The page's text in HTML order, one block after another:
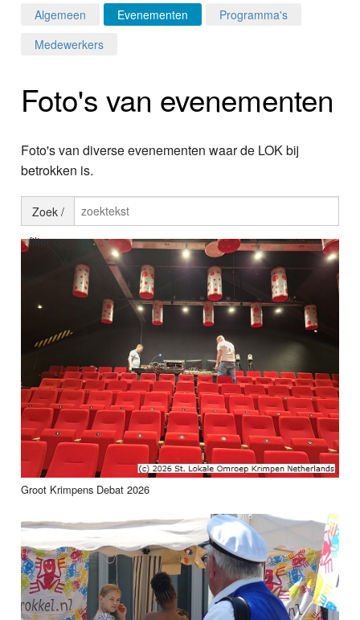
Programma's
Nieuws
Video
Webcam
Vacatures
Info
Algemeen Evenementen
Programma's
Medewerkers
Foto's van evenementen
Foto's van diverse evenementen waar de LOK bij
betrokken is.
Zoek /
filter op
Groot Krimpens Debat 2026